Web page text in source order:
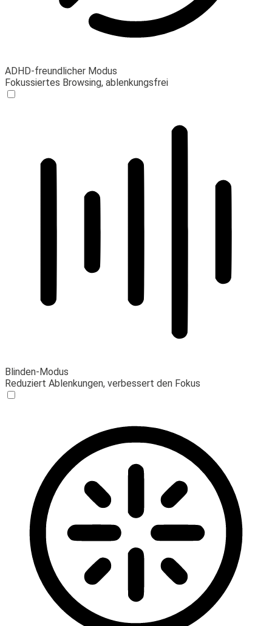
ADHD-freundlicher Modus
Fokussiertes Browsing, ablenkungsfrei
Blinden-Modus
Reduziert Ablenkungen, verbessert den Fokus